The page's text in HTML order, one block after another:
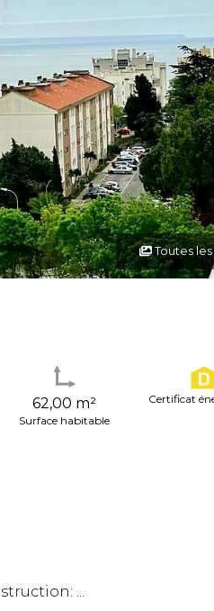
Toutes
62,00 m²
Surface habitable
Certificat
...